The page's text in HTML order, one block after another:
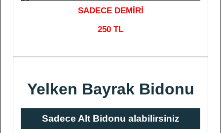
SADECE DEMİRİ
250 TL
Yelken Bayrak Bidonu
Sadece Alt Bidonu alabilirsiniz